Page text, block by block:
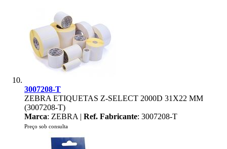
3007208-T
ZEBRA ETIQUETAS Z-SELECT 2000D 31X22 MM
(3007208-T)
Marca: ZEBRA | Ref. Fabricante: 3007208-T
Preço sob consulta